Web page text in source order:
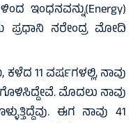
ಇಂಧನವನ್ನು(Energy)
ಪ್ರಧಾನಿ ನರೇಂದ್ರ ಮೋದಿ
11 ವರ್ಷಗಳಲ್ಲಿ, ನಾವು
ಮೊದಲು ನಾವು
ಈಗ ನಾವು 41